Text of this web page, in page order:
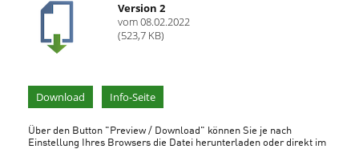
Version 2
vom 08.02.2022
(523,7 KB)
Download Info-Seite
Über den Button "Preview / Download" können Sie je nach
Einstellung Ihres Browsers die Datei herunterladen oder direkt im